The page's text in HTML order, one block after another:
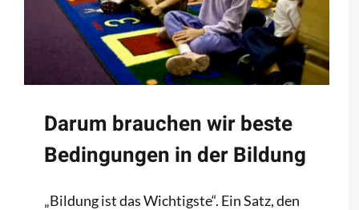
Darum brauchen wir beste
Bedingungen in der Bildung
„Bildung ist das Wichtigste“. Ein Satz, den